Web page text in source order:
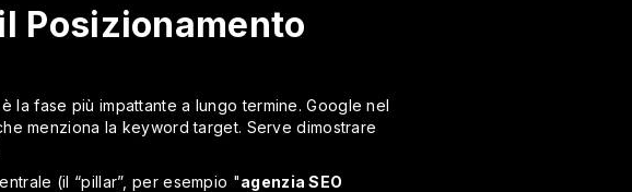
Posizionamento
è la fase più impattante a lungo termine. Google nel
menziona la keyword target. Serve dimostrare
(il “pillar”, per esempio "agenzia SEO